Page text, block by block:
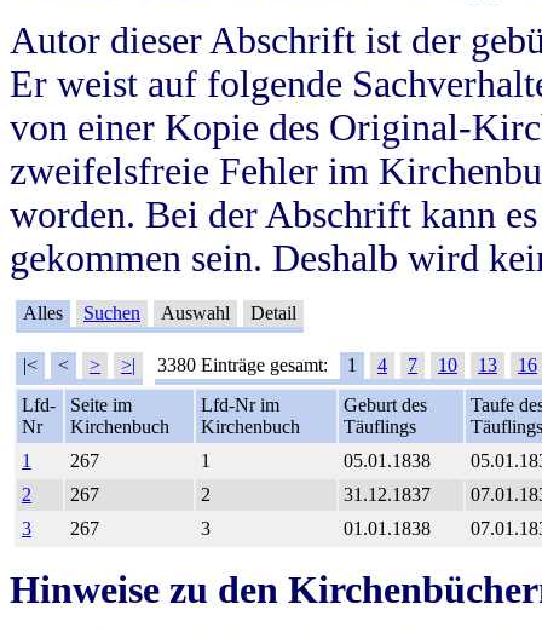
Autor dieser Abschrift ist der
Er weist auf folgende
von einer Kopie des Original-
zweifelsfreie Fehler im
worden. Bei der Abschrift kann
gekommen sein. Deshalb wird
Alles Suchen Auswahl Detail
|< < > >| 3380 Einträge gesamt: 1 4 7 10 13
16
Lfd-
Nr
Seite im
Kirchenbuch
Lfd-Nr im
Kirchenbuch
Geburt des
Täuflings
Taufe
Täuflings
1
267 1 05.01.1838
2
267 2 31.12.1837
3
267 3 01.01.1838
Hinweise zu den